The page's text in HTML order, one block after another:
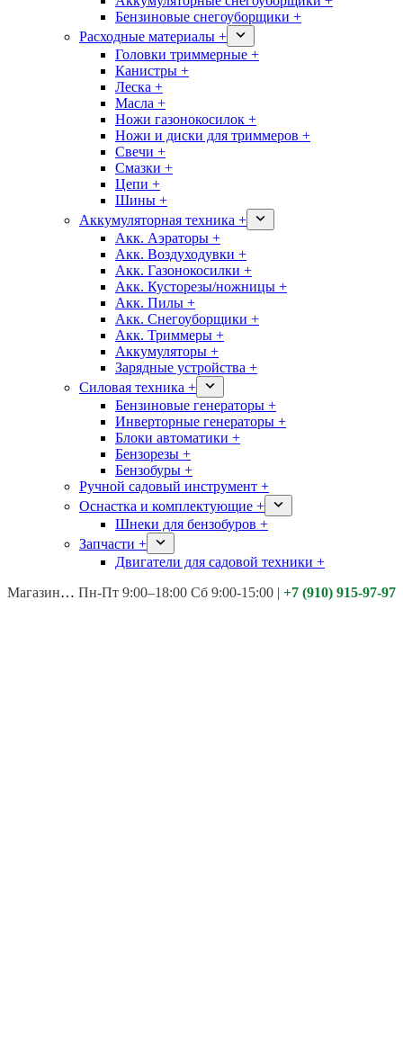
Бензиновые снегоуборщики +
Расходные материалы +
Головки триммерные +
Канистры +
Леска +
Масла +
Ножи газонокосилок +
Ножи и диски для триммеров +
Свечи +
Смазки +
Цепи +
Шины +
Аккумуляторная техника +
Акк. Аэраторы +
Акк. Воздуходувки +
Акк. Газонокосилки +
Акк. Кусторезы/ножницы +
Акк. Пилы +
Акк. Снегоуборщики +
Акк. Триммеры +
Аккумуляторы +
Зарядные устройства +
Силовая техника +
Бензиновые генераторы +
Инверторные генераторы +
Блоки автоматики +
Бензорезы +
Бензобуры +
Ручной садовый инструмент +
Оснастка и комплектующие +
Шнеки для бензобуров +
Запчасти +
Двигатели для садовой техники +
Магазины: Калуга ул. Московская д.113
Пн-Пт 9:00–18:00 Сб 9:00-15:00 | +7 (910) 915-97-97